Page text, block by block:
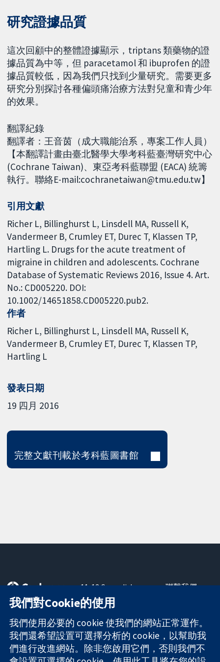
研究證據品質
這次回顧中的整體證據顯示，triptans 類藥物的證
據品質為中等，但 paracetamol 和 ibuprofen 的證
據品質較低，因為我們只找到少量研究。需要更多
研究分別探討各種偏頭痛治療方法對兒童和青少年
的效果。
翻譯紀錄
翻譯者：王音茵（成大職能治系，專案工作人員）
【本翻譯計畫由臺北醫學大學考科藍臺灣研究中心
(Cochrane Taiwan)、東亞考科藍聯盟 (EACA) 統籌
執行。聯絡E-mail:cochranetaiwan@tmu.edu.tw】
引用文獻
Richer L, Billinghurst L, Linsdell MA, Russell K,
Vandermeer B, Crumley ET, Durec T, Klassen TP,
Hartling L. Drugs for the acute treatment of
migraine in children and adolescents. Cochrane
Database of Systematic Reviews 2016, Issue 4. Art.
No.: CD005220. DOI:
10.1002/14651858.CD005220.pub2.
作者
Richer L Billinghurst L Linsdell MA Russell K
Vandermeer B Crumley ET Durec T Klassen TP
Hartling L
發表日期
19 四月 2016
完整文獻刊載於考科藍圖書館
可信任實證
知情決定
更完善的健康照
護
11-13 Cavendish
Square
London
W1G 0AN
United Kingdom
聯繫我們
關於我們
工作機會
Cochrane
Library
我們對Cookie的使用
我們使用必要的 cookie 使我們的網站正常運作。
我們還希望設置可選擇分析的 cookie，以幫助我
們進行改進網站。除非您啟用它們，否則我們不